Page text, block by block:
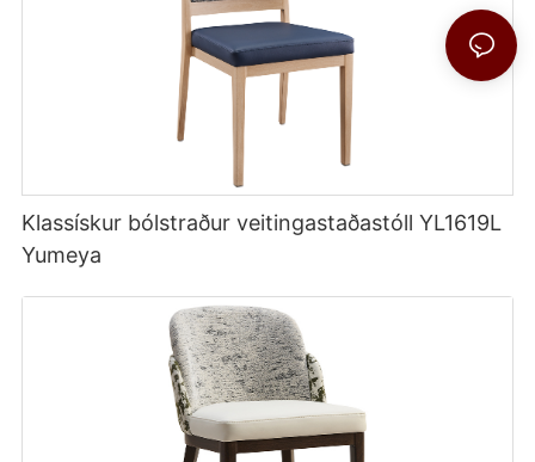
Klassískur bólstraður veitingastaðastóll YL1619L
Yumeya